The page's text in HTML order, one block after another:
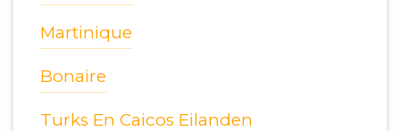
Martinique
Bonaire
Turks En Caicos Eilanden